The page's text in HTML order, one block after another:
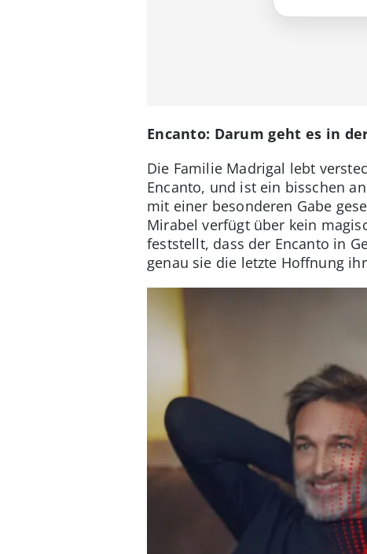
Encanto: Darum geht es in
Die Familie Madrigal lebt
Encanto, und ist ein bisschen
mit einer besonderen Gabe
Mirabel verfügt über kein
feststellt, dass der Encanto in
genau sie die letzte Hoffnung